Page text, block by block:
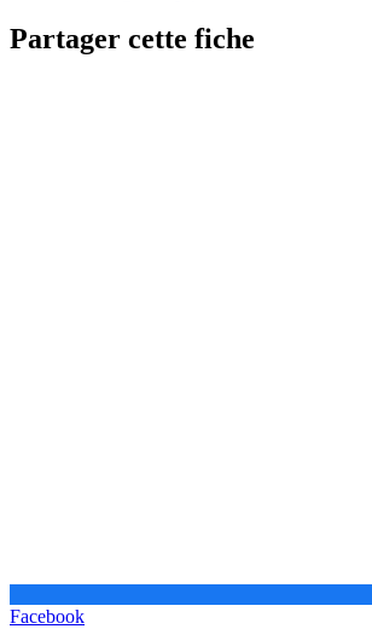
Partager cette fiche
Facebook